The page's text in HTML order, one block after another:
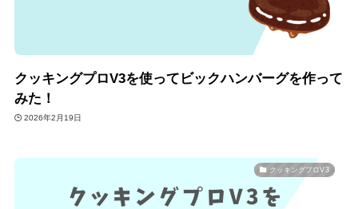
クッキングプロV3を使ってビックハンバーグを作って
みた！
2026年2月19日
クッキングプロV3